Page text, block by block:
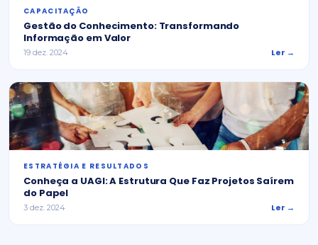
CAPACITAÇÃO
Gestão do Conhecimento: Transformando
Informação em Valor
19 dez. 2024 Ler →
ESTRATÉGIA E RESULTADOS
Conheça a UAGI: A Estrutura Que Faz Projetos Saírem
do Papel
3 dez. 2024 Ler →